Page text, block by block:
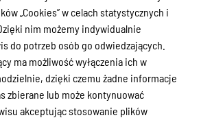
nieobowiązująca z dnia
14-11-2023 07:32:07
Drukuj
Retransmisje z
obrad Rady
Powiatu w
„Cookies” w celach statystycznych i
nim możemy indywidualnie
do potrzeb osób go odwiedzających.
ma możliwość wyłączenia ich w
dzięki czemu żadne informacje
zbierane lub może kontynuować
akceptując stosowanie plików